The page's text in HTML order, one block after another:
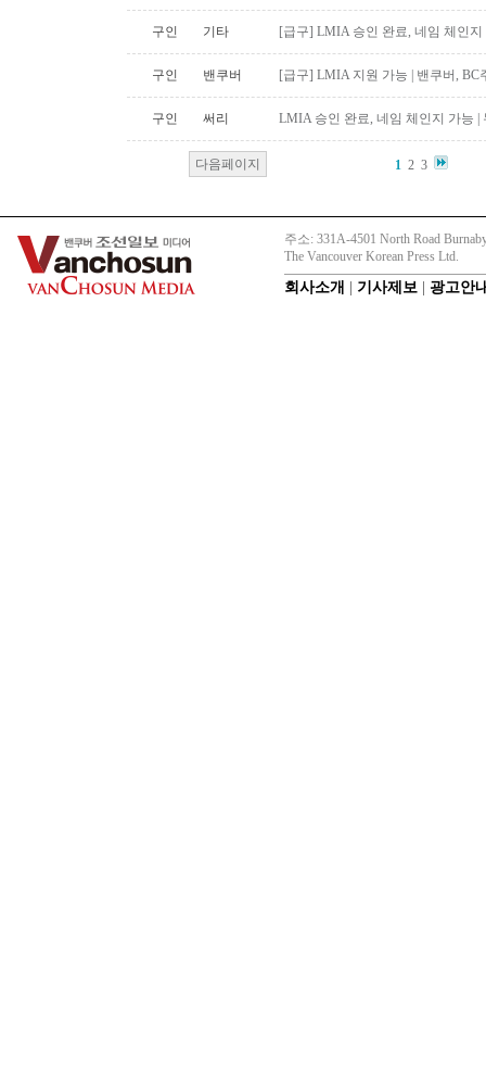
구인 기타 [급구] LMIA 승인 완료, 네임 체인
구인 밴쿠버 [급구] LMIA 지원 가능 | 밴쿠버,
구인 써리 LMIA 승인 완료, 네임 체인지 가능 |
다음페이지 1 2 3
주소: 331A-4501 North Road
The Vancouver Korean Press Ltd.
회사소개 기사제보 광고안